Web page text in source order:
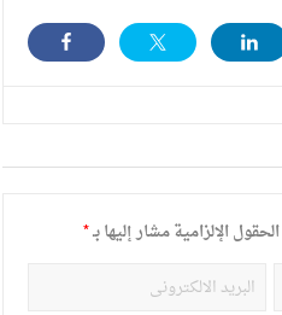
الحقول الإلزامية مشار إليها بـ*